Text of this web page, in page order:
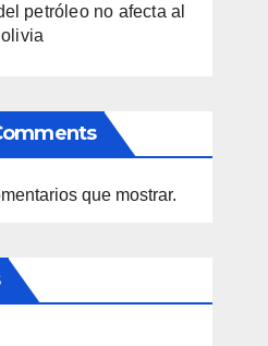
petróleo no afecta al
que mostrar.